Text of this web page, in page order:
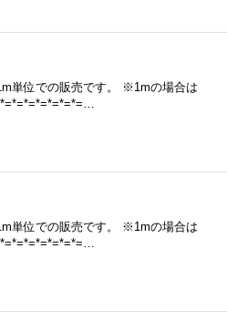
単位での販売です。 ※1mの場合は
単位での販売です。 ※1mの場合は